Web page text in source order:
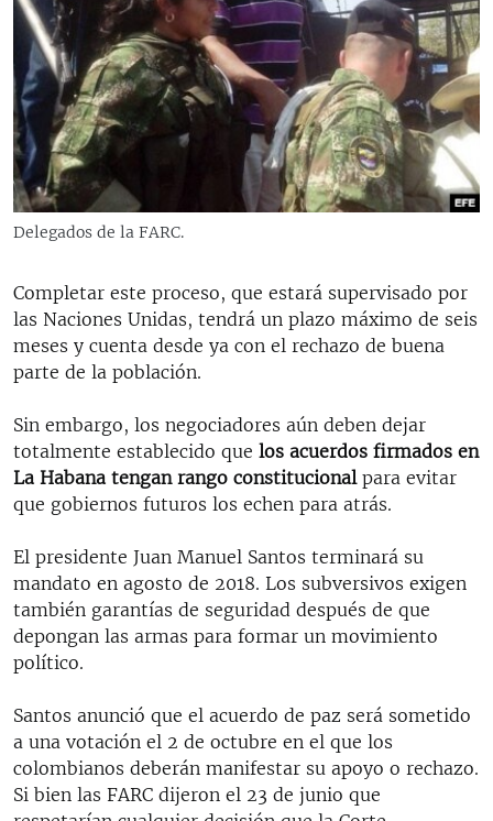
Delegados de la FARC.
Completar este proceso, que estará supervisado por
las Naciones Unidas, tendrá un plazo máximo de seis
meses y cuenta desde ya con el rechazo de buena
parte de la población.
Sin embargo, los negociadores aún deben dejar
totalmente establecido que los acuerdos firmados en
La Habana tengan rango constitucional para evitar
que gobiernos futuros los echen para atrás.
El presidente Juan Manuel Santos terminará su
mandato en agosto de 2018. Los subversivos exigen
también garantías de seguridad después de que
depongan las armas para formar un movimiento
político.
Santos anunció que el acuerdo de paz será sometido
a una votación el 2 de octubre en el que los
colombianos deberán manifestar su apoyo o rechazo.
Si bien las FARC dijeron el 23 de junio que